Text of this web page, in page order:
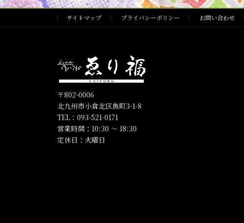
サイトマップ プライバシーポリシー お問い合わせ
〒802-0006
北九州市小倉北区魚町3-1-8
TEL：093-521-0171
営業時間：10:30 〜 18:30
定休日：火曜日